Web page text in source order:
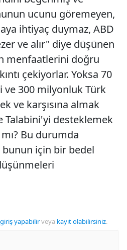
ucunu göremeyen,
ihtiyaç duymaz, ABD
ve alır" diye düşünen
menfaatlerini doğru
çekiyorlar. Yoksa 70
300 milyonluk Türk
ve karşısına almak
Talabini'yi desteklemek
Bu durumda
bunun için bir bedel
giriş yapabilirveya kayıt olabilirsiniz.